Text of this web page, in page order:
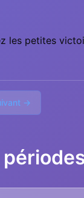
petites
→